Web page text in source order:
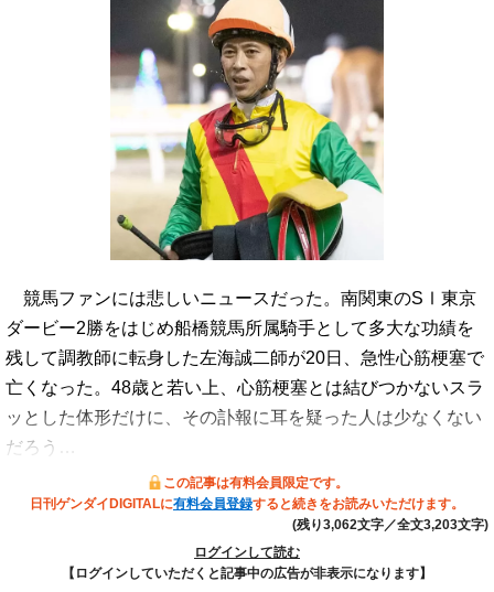
競馬ファンには悲しいニュースだった。南関東のSⅠ東京
ダービー2勝をはじめ船橋競馬所属騎手として多大な功績を
残して調教師に転身した左海誠二師が20日、急性心筋梗塞で
亡くなった。48歳と若い上、心筋梗塞とは結びつかないスラ
ッとした体形だけに、その訃報に耳を疑った人は少なくない
だろう…
この記事は有料会員限定です。
日刊ゲンダイDIGITALに有料会員登録すると続きをお読みいただけます。
(残り3,062文字／全文3,203文字)
ログインして読む
【ログインしていただくと記事中の広告が非表示になります】